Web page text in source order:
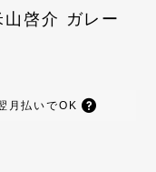
啓介 ガレー
月払いでOK